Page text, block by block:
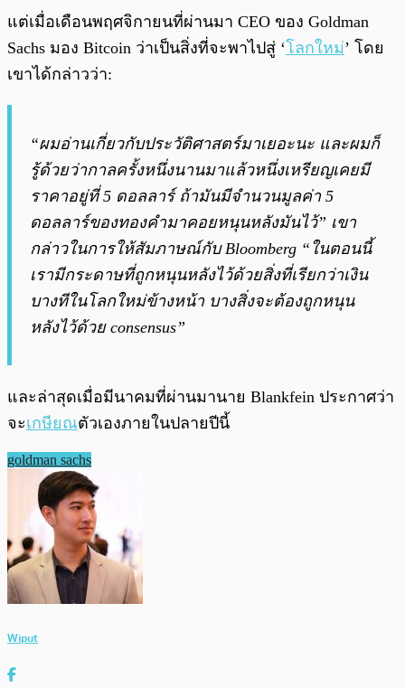
แต่เมื่อเดือนพฤศจิกายนที่ผ่านมา CEO ของ Goldman
Sachs มอง Bitcoin ว่าเป็นสิ่งที่จะพาไปสู่ ‘โลกใหม่’ โดย
เขาได้กล่าวว่า:
“ผมอ่านเกี่ยวกับประวัติศาสตร์มาเยอะนะ และผมก็
รู้ด้วยว่ากาลครั้งหนึ่งนานมาแล้วหนึ่งเหรียญเคยมี
ราคาอยู่ที่ 5 ดอลลาร์ ถ้ามันมีจำนวนมูลค่า 5
ดอลลาร์ของทองคำมาคอยหนุนหลังมันไว้” เขา
กล่าวในการให้สัมภาษณ์กับ Bloomberg “ในตอนนี้
เรามีกระดาษที่ถูกหนุนหลังไว้ด้วยสิ่งที่เรียกว่าเงิน
บางทีในโลกใหม่ข้างหน้า บางสิ่งจะต้องถูกหนุน
หลังไว้ด้วย consensus”
และล่าสุดเมื่อมีนาคมที่ผ่านมานาย Blankfein ประกาศว่า
จะเกษียณตัวเองภายในปลายปีนี้
goldman sachs
Wiput